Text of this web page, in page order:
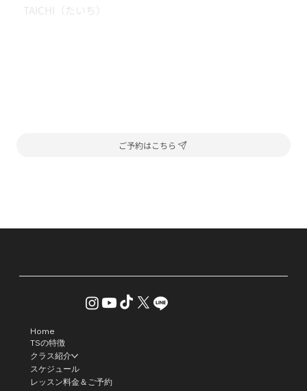
TAICHI（たいち）
ご予約はこちら
Home
TSの特徴
クラス紹介
スケジュール
レッスン料金＆ご予約